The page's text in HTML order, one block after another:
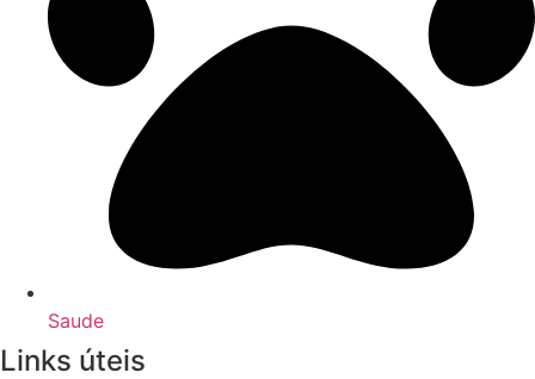
Saude
Links úteis